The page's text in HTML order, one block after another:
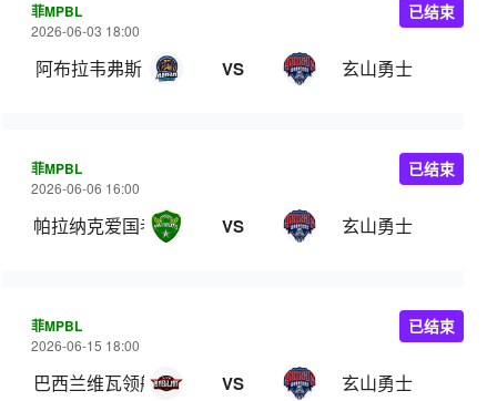
菲MPBL
2026-06-03 18:00
阿布拉韦弗斯 VS 玄山勇士
已结束
菲MPBL
2026-06-06 16:00
帕拉纳克爱国者 VS 玄山勇士
已结束
菲MPBL
2026-06-15 18:00
巴西兰维瓦领航 VS 玄山勇士
已结束